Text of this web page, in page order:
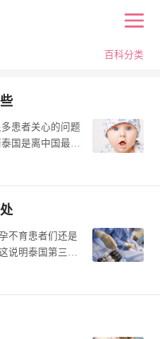
百科分类
患者关心的问题
国是离中国最近
都有哪些呢?泰
不育患者们还是
说明泰国第三代
婴儿。今天，就